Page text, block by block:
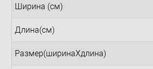
Ширина (см)
Длина(см)
Размер(ширинаXдлина)